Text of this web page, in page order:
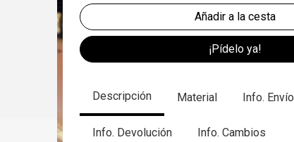
¡Pídelo ya!
Descripción Material Info. Envío
Info. Devolución Info. Cambios